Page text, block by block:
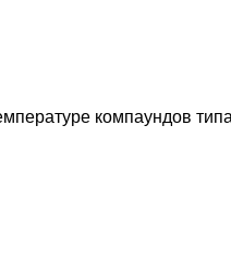
компаундов